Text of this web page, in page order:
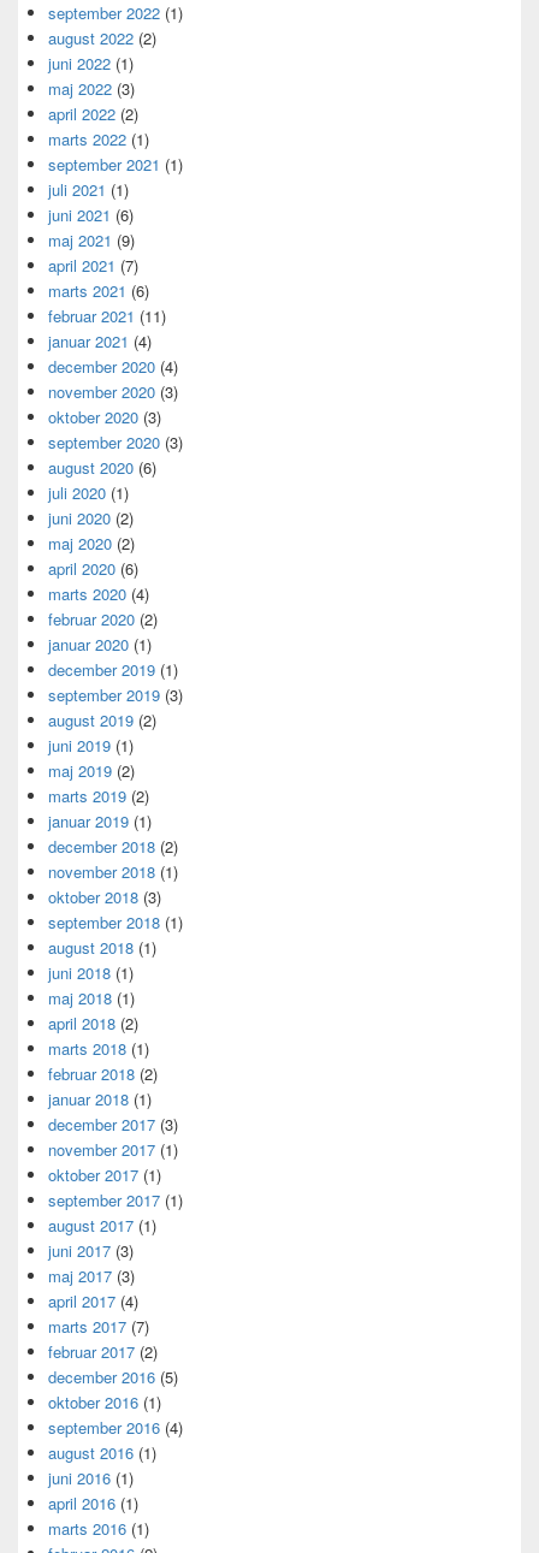
september 2022 (1)
august 2022 (2)
juni 2022 (1)
maj 2022 (3)
april 2022 (2)
marts 2022 (1)
september 2021 (1)
juli 2021 (1)
juni 2021 (6)
maj 2021 (9)
april 2021 (7)
marts 2021 (6)
februar 2021 (11)
januar 2021 (4)
december 2020 (4)
november 2020 (3)
oktober 2020 (3)
september 2020 (3)
august 2020 (6)
juli 2020 (1)
juni 2020 (2)
maj 2020 (2)
april 2020 (6)
marts 2020 (4)
februar 2020 (2)
januar 2020 (1)
december 2019 (1)
september 2019 (3)
august 2019 (2)
juni 2019 (1)
maj 2019 (2)
marts 2019 (2)
januar 2019 (1)
december 2018 (2)
november 2018 (1)
oktober 2018 (3)
september 2018 (1)
august 2018 (1)
juni 2018 (1)
maj 2018 (1)
april 2018 (2)
marts 2018 (1)
februar 2018 (2)
januar 2018 (1)
december 2017 (3)
november 2017 (1)
oktober 2017 (1)
september 2017 (1)
august 2017 (1)
juni 2017 (3)
maj 2017 (3)
april 2017 (4)
marts 2017 (7)
februar 2017 (2)
december 2016 (5)
oktober 2016 (1)
september 2016 (4)
august 2016 (1)
juni 2016 (1)
april 2016 (1)
marts 2016 (1)